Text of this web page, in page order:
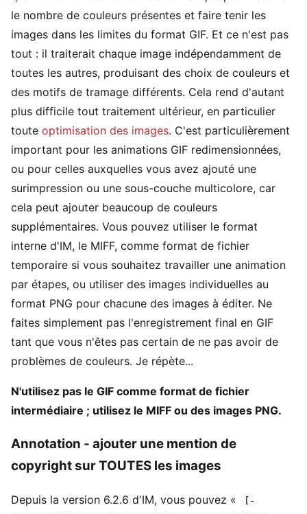
le nombre de couleurs présentes et faire tenir les
images dans les limites du format GIF. Et ce n'est pas
tout : il traiterait chaque image indépendamment de
toutes les autres, produisant des choix de couleurs et
des motifs de tramage différents. Cela rend d'autant
plus difficile tout traitement ultérieur, en particulier
toute optimisation des images. C'est particulièrement
important pour les animations GIF redimensionnées,
ou pour celles auxquelles vous avez ajouté une
surimpression ou une sous-couche multicolore, car
cela peut ajouter beaucoup de couleurs
supplémentaires. Vous pouvez utiliser le format
interne d'IM, le MIFF, comme format de fichier
temporaire si vous souhaitez travailler une animation
par étapes, ou utiliser des images individuelles au
format PNG pour chacune des images à éditer. Ne
faites simplement pas l'enregistrement final en GIF
tant que vous n'êtes pas certain de ne pas avoir de
problèmes de couleurs. Je répète...
N'utilisez pas le GIF comme format de fichier
intermédiaire ; utilisez le MIFF ou des images PNG.
Annotation - ajouter une mention de
copyright sur TOUTES les images
Depuis la version 6.2.6 d'IM, vous pouvez «
[-